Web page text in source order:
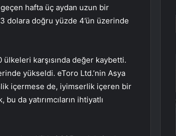
hafta üç aydan uzun bir
dolara doğru yüzde 4’ün üzerinde
karşısında değer kaybetti.
yükseldi. eToro Ltd.’nin Asya
içermese de, iyimserlik içeren bir
da yatırımcıların ihtiyatlı